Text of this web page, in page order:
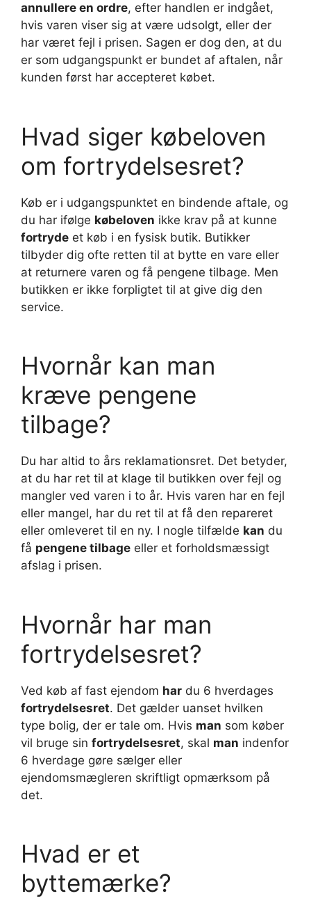
annullere en ordre, efter handlen er indgået,
hvis varen viser sig at være udsolgt, eller der
har været fejl i prisen. Sagen er dog den, at du
er som udgangspunkt er bundet af aftalen, når
kunden først har accepteret købet.
Hvad siger købeloven
om fortrydelsesret?
Køb er i udgangspunktet en bindende aftale, og
du har ifølge købeloven ikke krav på at kunne
fortryde et køb i en fysisk butik. Butikker
tilbyder dig ofte retten til at bytte en vare eller
at returnere varen og få pengene tilbage. Men
butikken er ikke forpligtet til at give dig den
service.
Hvornår kan man
kræve pengene
tilbage?
Du har altid to års reklamationsret. Det betyder,
at du har ret til at klage til butikken over fejl og
mangler ved varen i to år. Hvis varen har en fejl
eller mangel, har du ret til at få den repareret
eller omleveret til en ny. I nogle tilfælde kan du
få pengene tilbage eller et forholdsmæssigt
afslag i prisen.
Hvornår har man
fortrydelsesret?
Ved køb af fast ejendom har du 6 hverdages
fortrydelsesret. Det gælder uanset hvilken
type bolig, der er tale om. Hvis man som køber
vil bruge sin fortrydelsesret, skal man indenfor
6 hverdage gøre sælger eller
ejendomsmægleren skriftligt opmærksom på
det.
Hvad er et
byttemærke?